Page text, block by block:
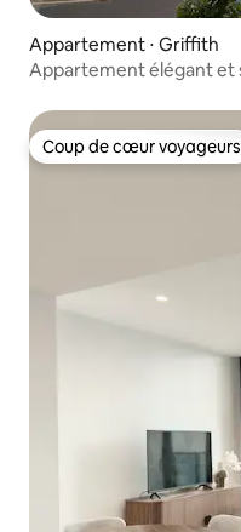
Appartement ⋅ Griffith
Appartement élégant et
Coup de cœur voyageurs
Coup de cœur voyageurs